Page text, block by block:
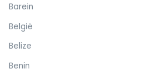
Barein
België
Belize
Benin